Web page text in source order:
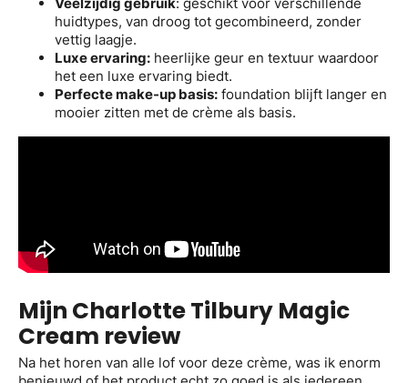
Veelzijdig gebruik: geschikt voor verschillende
huidtypes, van droog tot gecombineerd, zonder
vettig laagje.
Luxe ervaring: heerlijke geur en textuur waardoor
het een luxe ervaring biedt.
Perfecte make-up basis: foundation blijft langer en
mooier zitten met de crème als basis.
Mijn Charlotte Tilbury Magic
Cream review
Na het horen van alle lof voor deze crème, was ik enorm